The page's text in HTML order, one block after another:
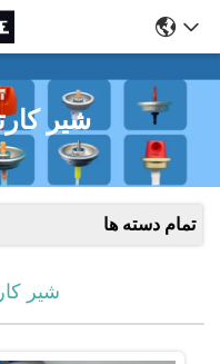
شیر
تمام دسته ها
شیر